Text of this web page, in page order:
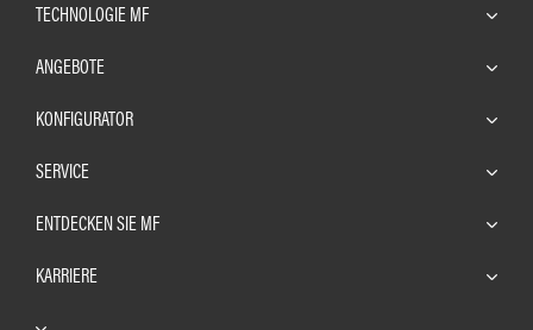
TECHNOLOGIE MF
ANGEBOTE
KONFIGURATOR
SERVICE
ENTDECKEN SIE MF
KARRIERE